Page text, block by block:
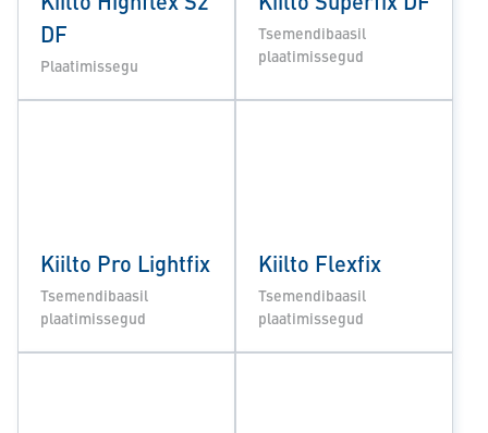
DF
Plaatimissegu
Tsemendibaasil
plaatimissegud
Kiilto Pro Lightfix
Tsemendibaasil
plaatimissegud
Kiilto Flexfix
Tsemendibaasil
plaatimissegud